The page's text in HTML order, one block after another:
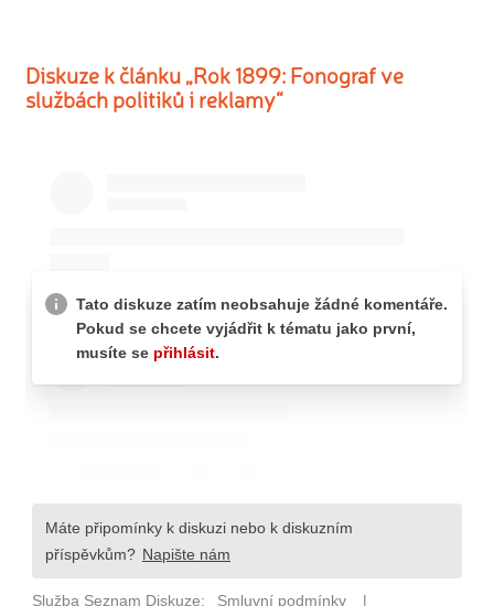
Diskuze k článku „Rok 1899: Fonograf ve
službách politiků i reklamy“